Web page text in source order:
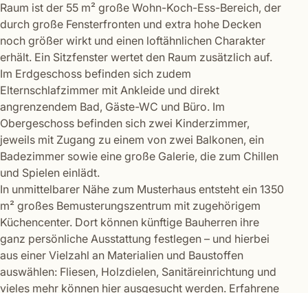
Raum ist der 55 m² große Wohn-Koch-Ess-Bereich, der
durch große Fensterfronten und extra hohe Decken
noch größer wirkt und einen loftähnlichen Charakter
erhält. Ein Sitzfenster wertet den Raum zusätzlich auf.
Im Erdgeschoss befinden sich zudem
Elternschlafzimmer mit Ankleide und direkt
angrenzendem Bad, Gäste-WC und Büro. Im
Obergeschoss befinden sich zwei Kinderzimmer,
jeweils mit Zugang zu einem von zwei Balkonen, ein
Badezimmer sowie eine große Galerie, die zum Chillen
und Spielen einlädt.
In unmittelbarer Nähe zum Musterhaus entsteht ein 1350
m² großes Bemusterungszentrum mit zugehörigem
Küchencenter. Dort können künftige Bauherren ihre
ganz persönliche Ausstattung festlegen – und hierbei
aus einer Vielzahl an Materialien und Baustoffen
auswählen: Fliesen, Holzdielen, Sanitäreinrichtung und
vieles mehr können hier ausgesucht werden. Erfahrene